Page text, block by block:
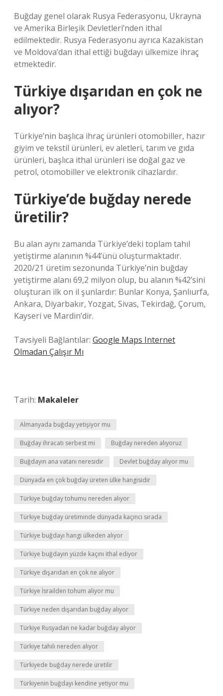
Buğday genel olarak Rusya Federasyonu, Ukrayna
ve Amerika Birleşik Devletleri’nden ithal
edilmektedir. Rusya Federasyonu ayrıca Kazakistan
ve Moldova’dan ithal ettiği buğdayı ülkemize ihraç
etmektedir.
Türkiye dışarıdan en çok ne
alıyor?
Türkiye’nin başlıca ihraç ürünleri otomobiller, hazır
giyim ve tekstil ürünleri, ev aletleri, tarım ve gıda
ürünleri, başlıca ithal ürünleri ise doğal gaz ve
petrol, otomobiller ve elektronik cihazlardır.
Türkiye’de buğday nerede
üretilir?
Bu alan aynı zamanda Türkiye’deki toplam tahıl
yetiştirme alanının %44’ünü oluşturmaktadır.
2020/21 üretim sezonunda Türkiye’nin buğday
yetiştirme alanı 69,2 milyon olup, bu alanın %42’sini
oluşturan ilk on il şunlardır: Bunlar Konya, Şanlıurfa,
Ankara, Diyarbakır, Yozgat, Sivas, Tekirdağ, Çorum,
Kayseri ve Mardin’dir.
Tavsiyeli Bağlantılar: Google Maps Internet
Olmadan Çalışır Mı
Tarih: Makaleler
Almanyada buğday yetişiyor mu
Buğday ihracatı serbest mi Buğday nereden alıyoruz
Buğdayın ana vatanı neresidir Devlet buğday alıyor mu
Dünyada en çok buğday üreten ülke hangisidir
Türkiye buğday tohumu nereden alıyor
Türkiye buğday üretiminde dünyada kaçıncı sırada
Türkiye buğdayı hangi ülkeden alıyor
Türkiye buğdayın yüzde kaçını ithal ediyor
Türkiye dışarıdan en çok ne alıyor
Türkiye İsrailden tohum aliyor mu
Türkiye neden dışarıdan buğday alıyor
Türkiye Rusyadan ne kadar buğday alıyor
Türkiye tahılı nereden alıyor
Türkiyede buğday nerede üretilir
Türkiyenin buğdayı kendine yetiyor mu